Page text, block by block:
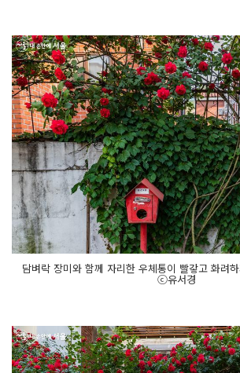
담벼락 장미와 함께 자리한 우체통이 빨갛고 화려
ⓒ유서경